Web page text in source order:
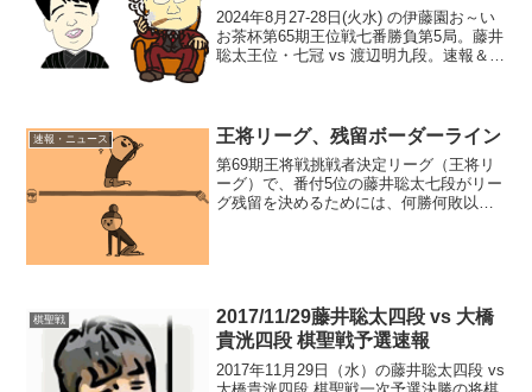
2024年8月27-28日(火水) の伊藤園お～い
お茶杯第65期王位戦七番勝負第5局。藤井
聡太王位・七冠 vs 渡辺明九段。速報＆AI
速報・ニュース 王将リーグ、残留ボーダーライン
第69期王将戦挑戦者決定リーグ（王将リ
ーグ）で、番付5位の藤井聡太七段がリー
グ残留を決めるためには、何勝何敗以上
棋聖戦
2017/11/29藤井聡太四段 vs 大橋
貴洸四段 棋聖戦予選速報
2017年11月29日（水）の藤井聡太四段 vs